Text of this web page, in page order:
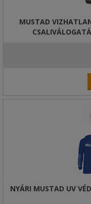
MUSTAD
NYÁRI MUSTAD UV